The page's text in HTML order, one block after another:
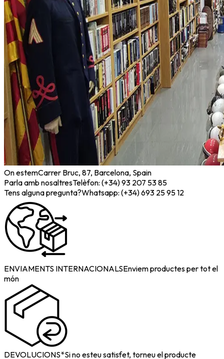
On estemCarrer Bruc, 87, Barcelona, Spain
Parla amb nosaltresTelèfon: (+34) 93 207 53 85
Tens alguna pregunta?Whatsapp: (+34) 693 25 95 12
ENVIAMENTS INTERNACIONALSEnviem productes per tot el
món
DEVOLUCIONS*Si no esteu satisfet, torneu el producte